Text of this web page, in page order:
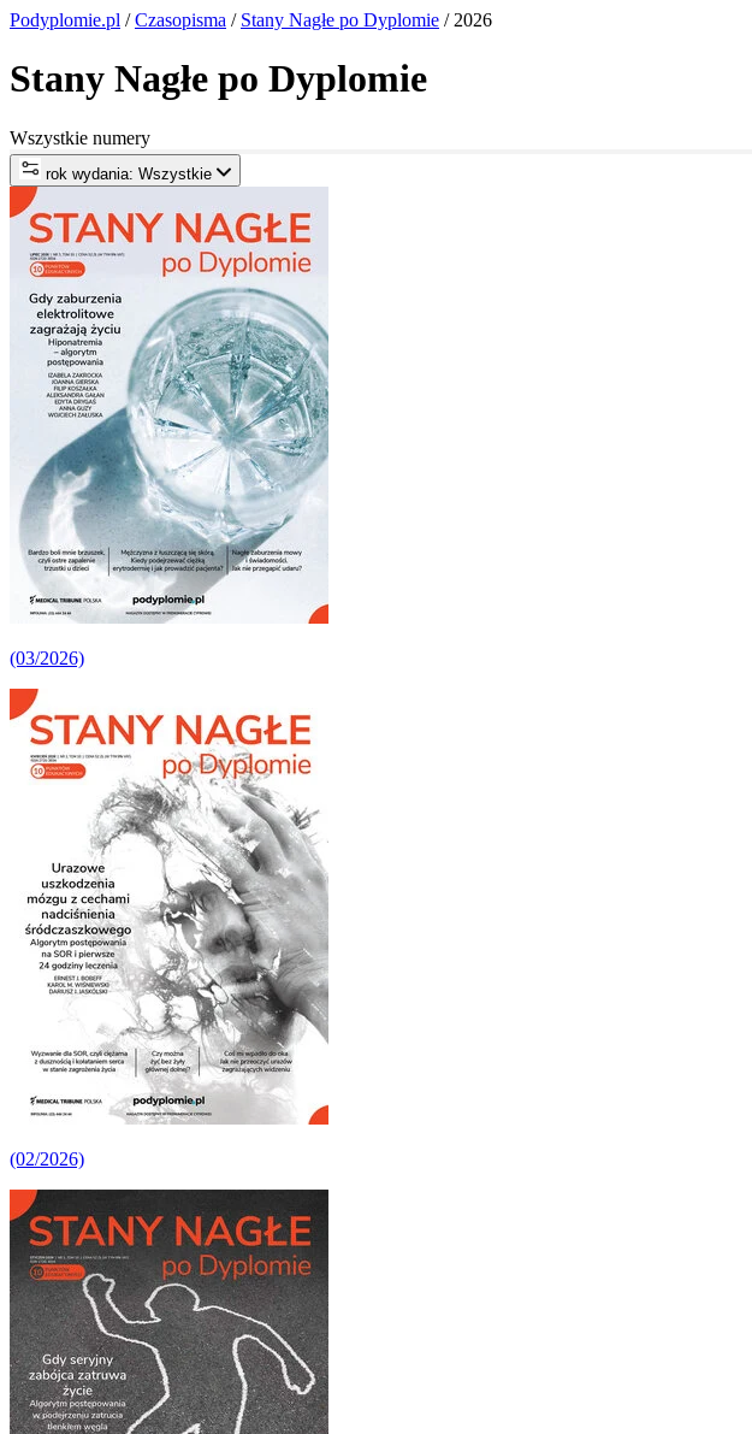
Podyplomie.pl /Czasopisma / Stany Nagłe po Dyplomie / 2026
Stany Nagłe po Dyplomie
Wszystkie numery
rok wydania: Wszystkie
(03/2026)
(02/2026)